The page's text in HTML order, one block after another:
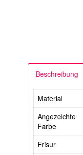
Beschreibung
Material
Angezeichte
Farbe
Frisur